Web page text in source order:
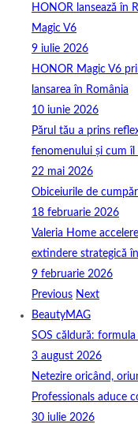
HONOR lansează în
Magic V6
9 iulie 2026
HONOR Magic V6
lansarea în România
10 iunie 2026
Părul tău a prins
fenomenului și cum îl
22 mai 2026
Obiceiurile de
18 februarie 2026
Valeria Home
extindere strategică
9 februarie 2026
Previous Next
BeautyMAG
SOS căldură:
3 august 2026
Netezire oricând,
Professionals aduce
30 iulie 2026